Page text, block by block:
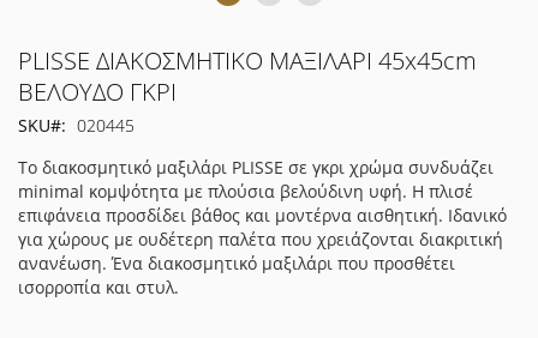
Μετάβαση
στην
αρχή
της
εικόνων
PLISSE ΔΙΑΚΟΣΜΗΤΙΚΟ ΜΑΞΙΛΑΡΙ 45x45cm
ΒΕΛΟΥΔΟ ΓΚΡΙ
SKU
020445
Το διακοσμητικό μαξιλάρι PLISSE σε γκρι χρώμα συνδυάζει
minimal κομψότητα με πλούσια βελούδινη υφή. Η πλισέ
επιφάνεια προσδίδει βάθος και μοντέρνα αισθητική. Ιδανικό
για χώρους με ουδέτερη παλέτα που χρειάζονται διακριτική
ανανέωση. Ένα διακοσμητικό μαξιλάρι που προσθέτει
ισορροπία και στυλ.